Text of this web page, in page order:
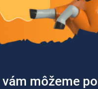
môžeme